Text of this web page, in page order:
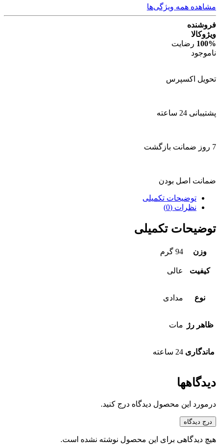
مشاهده همه ویژگی‌ها
فروشنده
ویژوکالا
100% رضایت
ناموجود
تحویل اکسپرس
پشتیبانی 24 ساعته
7 روز ضمانت بازگشت
ضمانت اصل بودن
توضیحات تکمیلی
نظرات (0)
توضیحات تکمیلی
وزن 94 گرم
کیفیت عالی
نوع مدادی
ظاهر رژ مات
ماندگاری 24 ساعته
دیدگاهها
درمورد این محصول دیدگاه درج کنید.
درج دیدگاه
هیچ دیدگاهی برای این محصول نوشته نشده است.